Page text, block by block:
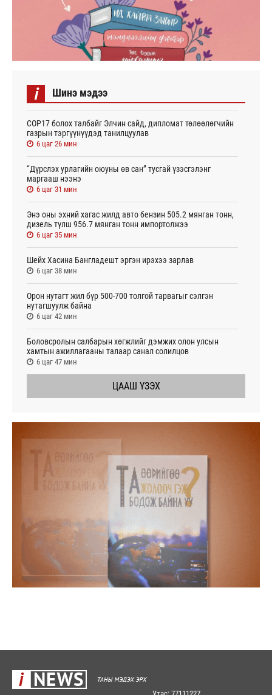
i Шинэ мэдээ
СОР17 болох талбайг Элчин сайд, дипломат төлөөлөгчийн
газрын тэргүүнүүдэд танилцуулав
6 цаг 26 мин
“Дүрслэх урлагийн оюуны өв сан” тусгай үзэсгэлэнг
маргааш нээнэ
6 цаг 31 мин
Энэ оны эхний хагас жилд авто бензин 505.2 мянган тонн,
дизель түлш 956.7 мянган тонн импортолжээ
6 цаг 35 мин
Шейх Хасина Бангладешт эргэн ирэхээ зарлав
6 цаг 38 мин
Орон нутагт жил бүр 500-700 толгой тарвагыг сэлгэн
нутагшуулж байна
6 цаг 42 мин
Боловсролын салбарын хөгжлийг дэмжих олон улсын
хамтын ажиллагааны талаар санал солилцов
6 цаг 47 мин
ЦААШ ҮЗЭХ